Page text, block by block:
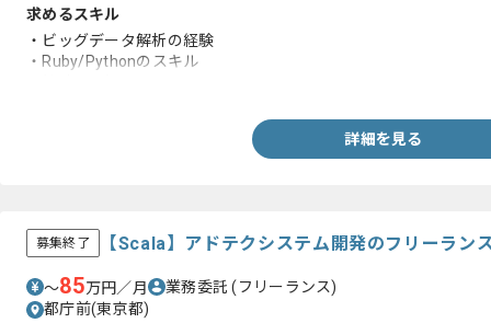
求めるスキル
・ビッグデータ解析の経験
・Ruby/Pythonのスキル
詳細を見る
募集終了 【Scala】アドテクシステム開発のフリーラン
〜85万円／月 業務委託(フリーランス)
都庁前(東京都)